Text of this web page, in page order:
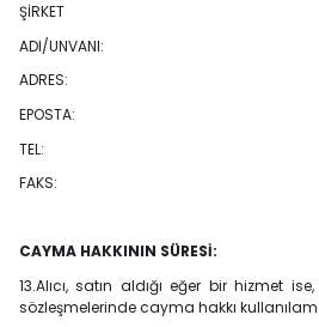
ŞİRKET
ADI/UNVANI:
ADRES:
EPOSTA:
TEL:
FAKS:
CAYMA HAKKININ SÜRESİ:
13.Alıcı, satın aldığı eğer bir
sözleşmelerinde cayma hakkı